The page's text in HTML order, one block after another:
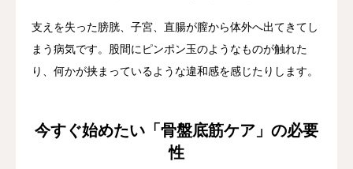
支えを失った膀胱、子宮、直腸が膣から体外へ出てきてし
まう病気です。股間にピンポン玉のようなものが触れた
り、何かが挟まっているような違和感を感じたりします。
今すぐ始めたい「骨盤底筋ケア」の必要
性